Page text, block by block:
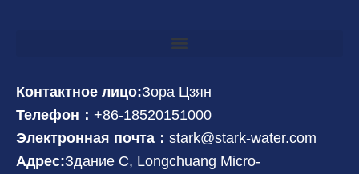
Контактное лицо:Зора Цзян
Телефон： +86-18520151000
Электронная почта： stark@stark-water.com
Адрес:Здание C, Longchuang Micro-